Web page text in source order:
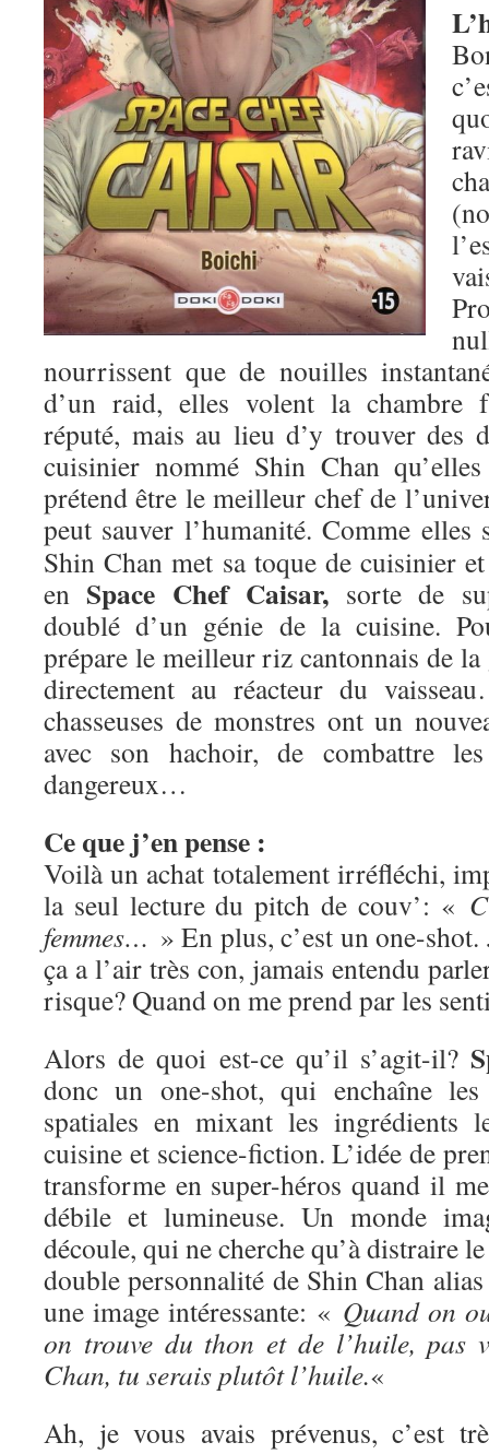
nourrissent que de nouilles
d’un raid, elles volent la chambre
réputé, mais au lieu d’y trouver des
cuisinier nommé Shin Chan
prétend être le meilleur chef de
peut sauver l’humanité. Comme elles
Shin Chan met sa toque de cuisinier
en Space Chef Caisar, sorte de
doublé d’un génie de la cuisine.
prépare le meilleur riz cantonnais de
directement au réacteur du
chasseuses de monstres ont un
avec son hachoir, de combattre
dangereux…
Ce que j’en pense :
Voilà un achat totalement irréfléchi,
la seul lecture du pitch de couv’: «
femmes… » En plus, c’est un one-
ça a l’air très con, jamais entendu
risque? Quand on me prend par les
Alors de quoi est-ce qu’il s’agit-il?
donc un one-shot, qui enchaîne les
spatiales en mixant les ingrédients
cuisine et science-fiction. L’idée de
transforme en super-héros quand il
débile et lumineuse. Un monde
découle, qui ne cherche qu’à distraire
double personnalité de Shin Chan
une image intéressante: « Quand on
on trouve du thon et de l’huile, pas
Chan, tu serais plutôt l’huile.«
Ah, je vous avais prévenus, c’est